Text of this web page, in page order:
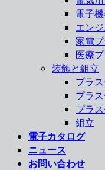
電子
エン
家電
医療
装飾と組立
プラ
プラ
プラ
組立
電子カタログ
ニュース
お問い合わせ